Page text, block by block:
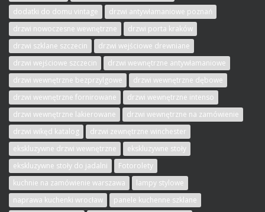
dodatki do domu vintage
drzwi antywłamaniowe poznań
drzwi nowoczesne wewnętrzne
drzwi porta kraków
drzwi szklane szczecin
drzwi wejściowe drewniane
drzwi wejściowe szczecin
drzwi wewnętrzne antywłamaniowe
drzwi wewnętrzne bezprzylgowe
drzwi wewnętrzne dębowe
drzwi wewnętrzne fornirowane
drzwi wewnętrzne intenso
drzwi wewnętrzne lakierowane
drzwi wewnętrzne na zamówienie
drzwi wikęd katalog
drzwi zewnętrzne winchester
ekskluzywne drzwi wewnętrzne
ekskluzywne stoły
ekskluzywne stoły do jadalni
Fotorolety
kuchnie na zamówienie warszawa
lampy stylowe
naprawa kuchenki wrocław
panele kuchenne szklane